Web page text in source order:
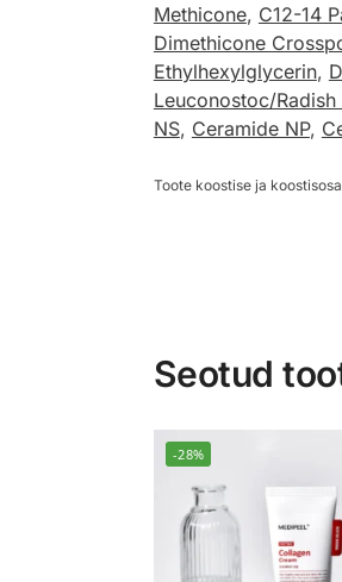
Methicone, C12-14
Dimethicone
Ethylhexylglycerin,
Leuconostoc/
NS, Ceramide NP,
Toote koostise ja
Seotud
-28%